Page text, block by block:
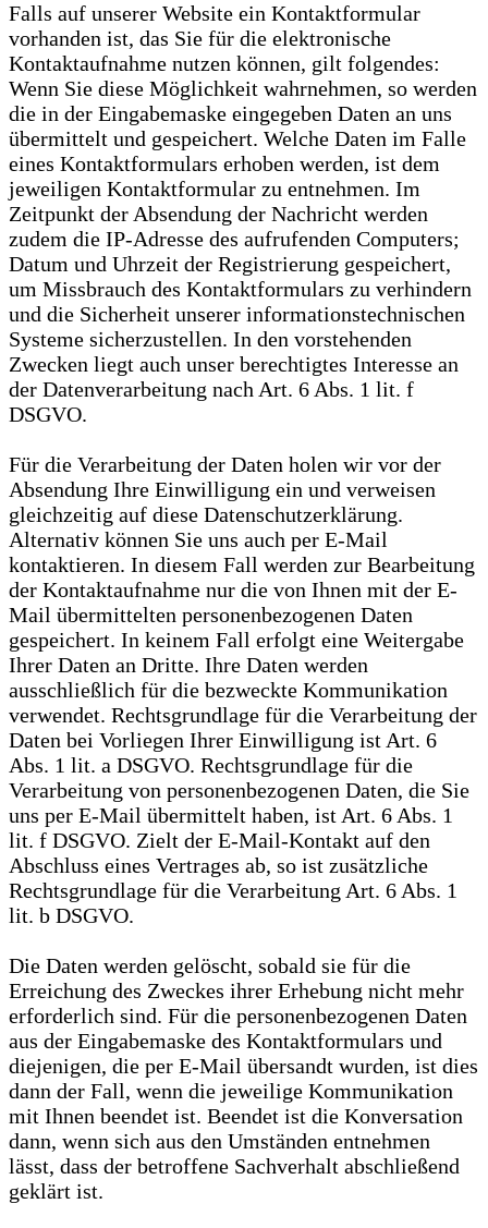
Falls auf unserer Website ein Kontaktformular
vorhanden ist, das Sie für die elektronische
Kontaktaufnahme nutzen können, gilt folgendes:
Wenn Sie diese Möglichkeit wahrnehmen, so werden
die in der Eingabemaske eingegeben Daten an uns
übermittelt und gespeichert. Welche Daten im Falle
eines Kontaktformulars erhoben werden, ist dem
jeweiligen Kontaktformular zu entnehmen. Im
Zeitpunkt der Absendung der Nachricht werden
zudem die IP-Adresse des aufrufenden Computers;
Datum und Uhrzeit der Registrierung gespeichert,
um Missbrauch des Kontaktformulars zu verhindern
und die Sicherheit unserer informationstechnischen
Systeme sicherzustellen. In den vorstehenden
Zwecken liegt auch unser berechtigtes Interesse an
der Datenverarbeitung nach Art. 6 Abs. 1 lit. f
DSGVO.
Für die Verarbeitung der Daten holen wir vor der
Absendung Ihre Einwilligung ein und verweisen
gleichzeitig auf diese Datenschutzerklärung.
Alternativ können Sie uns auch per E-Mail
kontaktieren. In diesem Fall werden zur Bearbeitung
der Kontaktaufnahme nur die von Ihnen mit der E-
Mail übermittelten personenbezogenen Daten
gespeichert. In keinem Fall erfolgt eine Weitergabe
Ihrer Daten an Dritte. Ihre Daten werden
ausschließlich für die bezweckte Kommunikation
verwendet. Rechtsgrundlage für die Verarbeitung der
Daten bei Vorliegen Ihrer Einwilligung ist Art. 6
Abs. 1 lit. a DSGVO. Rechtsgrundlage für die
Verarbeitung von personenbezogenen Daten, die Sie
uns per E-Mail übermittelt haben, ist Art. 6 Abs. 1
lit. f DSGVO. Zielt der E-Mail-Kontakt auf den
Abschluss eines Vertrages ab, so ist zusätzliche
Rechtsgrundlage für die Verarbeitung Art. 6 Abs. 1
lit. b DSGVO.
Die Daten werden gelöscht, sobald sie für die
Erreichung des Zweckes ihrer Erhebung nicht mehr
erforderlich sind. Für die personenbezogenen Daten
aus der Eingabemaske des Kontaktformulars und
diejenigen, die per E-Mail übersandt wurden, ist dies
dann der Fall, wenn die jeweilige Kommunikation
mit Ihnen beendet ist. Beendet ist die Konversation
dann, wenn sich aus den Umständen entnehmen
lässt, dass der betroffene Sachverhalt abschließend
geklärt ist.